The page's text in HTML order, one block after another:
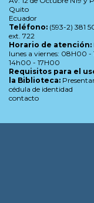
Quito
Ecuador
Teléfono: (593-2) 381
ext. 722
Horario de atención:
lunes a viernes: 08H00 -
14h00 - 17H00
Requisitos para el
la Biblioteca:
cédula de identidad
contacto